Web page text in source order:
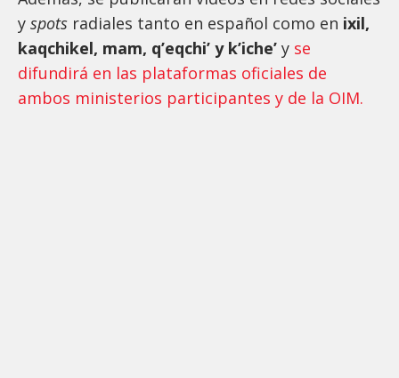
y spots radiales tanto en español como en ixil,
kaqchikel, mam, q’eqchi’ y k’iche’ y se
difundirá en las plataformas oficiales de
ambos ministerios participantes y de la OIM.